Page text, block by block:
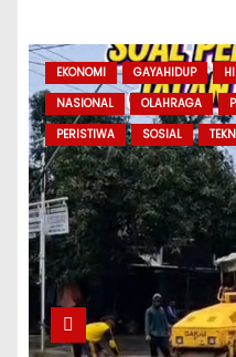
EKONOMI GAYAHIDUP
NASIONAL
OLAHRAGA
PERISTIWA
SOSIAL